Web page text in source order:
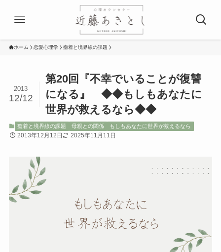
ホーム 恋愛心理学 癒着と境界線の課題
第20回『不幸でいることが復讐
になる』 ◆◆もしもあなたに
世界が救えるなら◆◆
2013
12/12
癒着と境界線の課題 母親との関係 もしもあなたに世界が救えるなら
2013年12月12日 2025年11月11日